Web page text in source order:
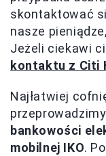
skontaktować
nasze
Jeżeli ciekawi
kontaktu z Citi
Najłatwiej
bankowości
mobilnej IKO.